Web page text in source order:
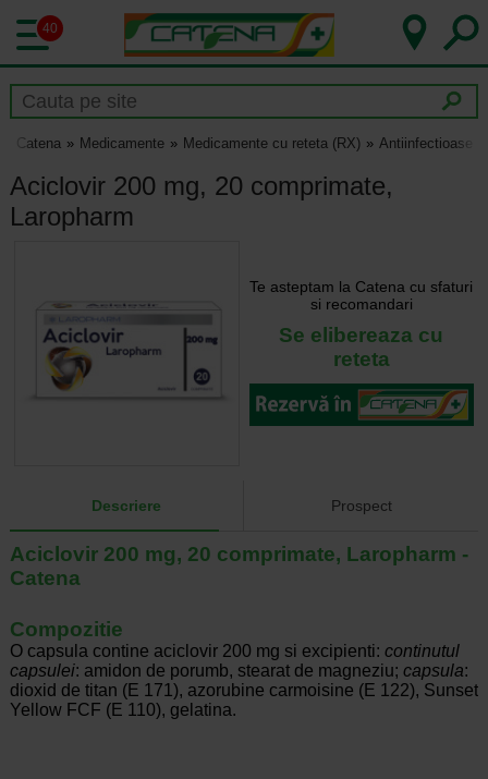
40
Catena Medicamente Medicamente cu reteta (RX) Antiinfectioase
Aciclovir 200 mg, 20 comprimate,
Laropharm
Te asteptam la Catena cu sfaturi
si recomandari
Se elibereaza cu
reteta
Descriere Prospect
Aciclovir 200 mg, 20 comprimate, Laropharm -
Catena
Compozitie
O capsula contine aciclovir 200 mg si excipienti: continutul
capsulei: amidon de porumb, stearat de magneziu; capsula:
dioxid de titan (E 171), azorubine carmoisine (E 122), Sunset
Yellow FCF (E 110), gelatina.